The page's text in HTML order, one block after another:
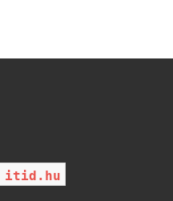
itid.hu